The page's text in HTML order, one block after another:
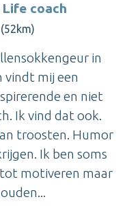
coach
in
mij een
en niet
Ik vind dat ook.
troosten. Humor
Ik ben soms
motiveren maar